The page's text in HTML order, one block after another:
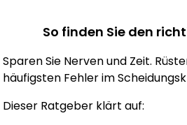
So finden Sie den
Sparen Sie Nerven und Zeit.
häufigsten Fehler im
Dieser Ratgeber klärt auf: